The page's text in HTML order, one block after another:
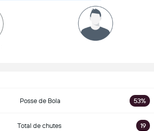
Posse de Bola 53%
Total de chutes 19